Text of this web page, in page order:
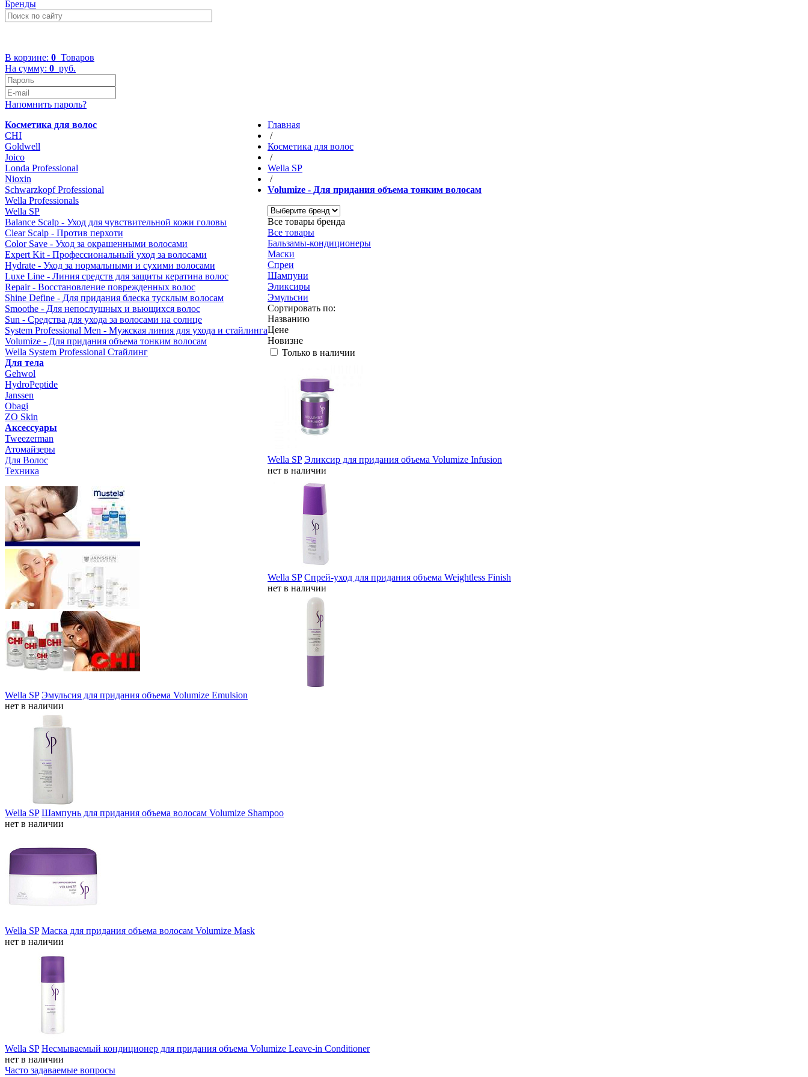
Бренды
В корзине: 0 Товаров
На сумму: 0 руб.
Напомнить пароль?
Косметика для волос
CHI
Goldwell
Joico
Londa Professional
Nioxin
Schwarzkopf Professional
Wella Professionals
Wella SP
Balance Scalp - Уход для чувствительной кожи головы
Clear Scalp - Против перхоти
Color Save - Уход за окрашенными волосами
Expert Kit - Профессиональный уход за волосами
Hydrate - Уход за нормальными и сухими волосами
Luxe Line - Линия средств для защиты кератина волос
Repair - Восстановление поврежденных волос
Shine Define - Для придания блеска тусклым волосам
Smoothe - Для непослушных и вьющихся волос
Sun - Средства для ухода за волосами на солнце
System Professional Men - Мужская линия для ухода и стайлинга
Volumize - Для придания объема тонким волосам
Wella System Professional Стайлинг
Для тела
Gehwol
HydroPeptide
Janssen
Obagi
ZO Skin
Aксессуары
Tweezerman
Атомайзеры
Для Волос
Техника
Главная
/
Косметика для волос
/
Wella SP
/
Volumize - Для придания объема тонким волосам
Все товары бренда
Все товары
Бальзамы-кондиционеры
Маски
Спреи
Шампуни
Эликсиры
Эмульсии
Сортировать по:
Названию
Цене
Новизне
Только в наличии
Wella SP Эликсир для придания объема Volumize Infusion
нет в наличии
Wella SP Спрей-уход для придания объема Weightless Finish
нет в наличии
Wella SP Эмульсия для придания объема Volumize Emulsion
нет в наличии
Wella SP Шампунь для придания объема волосам Volumize Shampoo
нет в наличии
Wella SP Маска для придания объема волосам Volumize Mask
нет в наличии
Wella SP Несмываемый кондиционер для придания объема Volumize Leave-in Conditioner
нет в наличии
Часто задаваемые вопросы